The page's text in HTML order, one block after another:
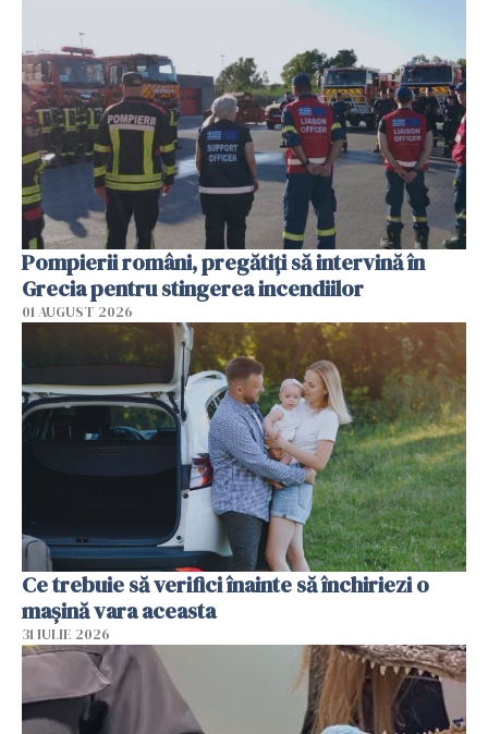
Pompierii români, pregătiţi să intervină în
Grecia pentru stingerea incendiilor
01 AUGUST 2026
Ce trebuie să verifici înainte să închiriezi o
mașină vara aceasta
31 IULIE 2026